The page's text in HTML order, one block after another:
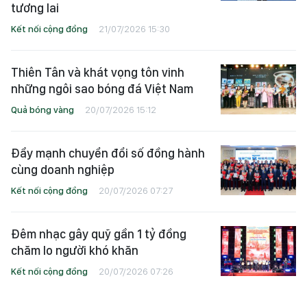
tương lai
Kết nối cộng đồng 21/07/2026 15:30
Thiên Tân và khát vọng tôn vinh
những ngôi sao bóng đá Việt Nam
Quả bóng vàng 20/07/2026 15:12
Đẩy mạnh chuyển đổi số đồng hành
cùng doanh nghiệp
Kết nối cộng đồng 20/07/2026 07:27
Đêm nhạc gây quỹ gần 1 tỷ đồng
chăm lo người khó khăn
Kết nối cộng đồng 20/07/2026 07:26